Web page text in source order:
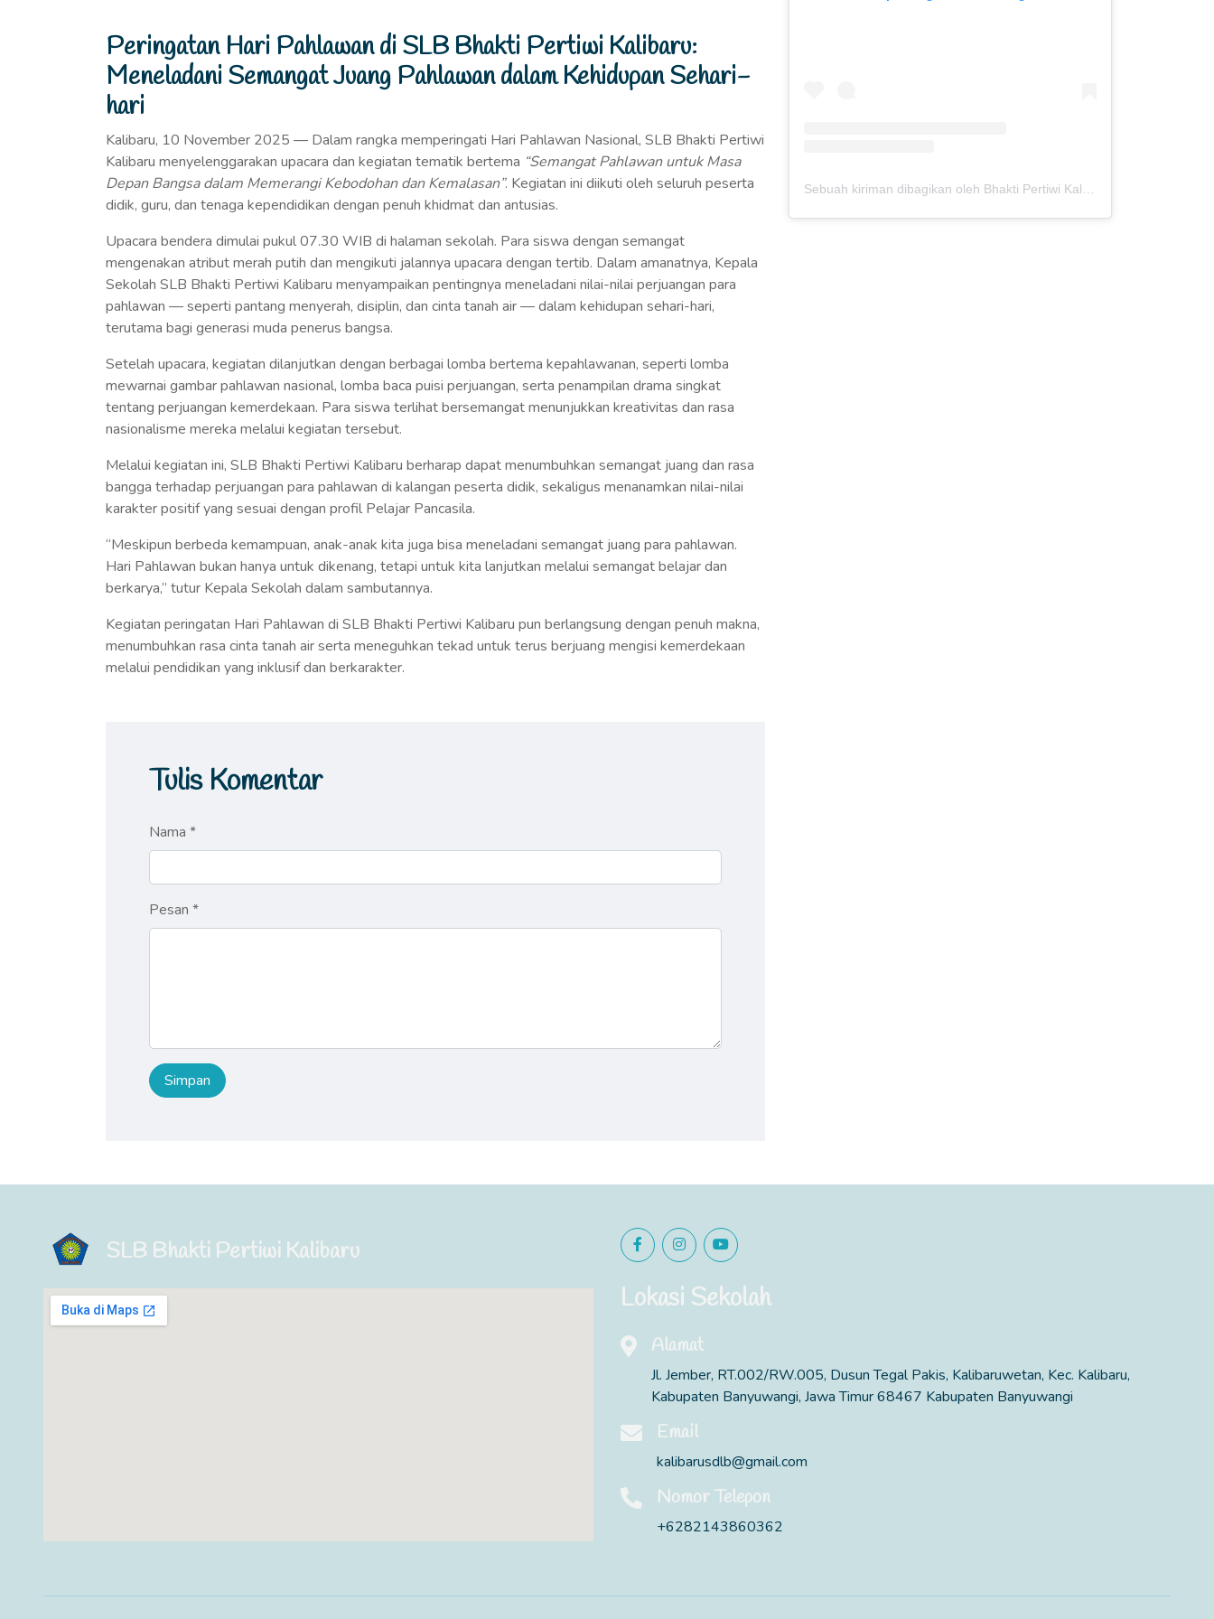
Peringatan Hari Pahlawan di SLB Bhakti Pertiwi Kalibaru:
Meneladani Semangat Juang Pahlawan dalam Kehidupan Sehari-
hari
Kalibaru, 10 November 2025 — Dalam rangka memperingati Hari Pahlawan Nasional, SLB Bhakti Pertiwi
Kalibaru menyelenggarakan upacara dan kegiatan tematik bertema “Semangat Pahlawan untuk Masa
Depan Bangsa dalam Memerangi Kebodohan dan Kemalasan”. Kegiatan ini diikuti oleh seluruh peserta
didik, guru, dan tenaga kependidikan dengan penuh khidmat dan antusias.
Upacara bendera dimulai pukul 07.30 WIB di halaman sekolah. Para siswa dengan semangat
mengenakan atribut merah putih dan mengikuti jalannya upacara dengan tertib. Dalam amanatnya, Kepala
Sekolah SLB Bhakti Pertiwi Kalibaru menyampaikan pentingnya meneladani nilai-nilai perjuangan para
pahlawan — seperti pantang menyerah, disiplin, dan cinta tanah air — dalam kehidupan sehari-hari,
terutama bagi generasi muda penerus bangsa.
Setelah upacara, kegiatan dilanjutkan dengan berbagai lomba bertema kepahlawanan, seperti lomba
mewarnai gambar pahlawan nasional, lomba baca puisi perjuangan, serta penampilan drama singkat
tentang perjuangan kemerdekaan. Para siswa terlihat bersemangat menunjukkan kreativitas dan rasa
nasionalisme mereka melalui kegiatan tersebut.
Melalui kegiatan ini, SLB Bhakti Pertiwi Kalibaru berharap dapat menumbuhkan semangat juang dan rasa
bangga terhadap perjuangan para pahlawan di kalangan peserta didik, sekaligus menanamkan nilai-nilai
karakter positif yang sesuai dengan profil Pelajar Pancasila.
“Meskipun berbeda kemampuan, anak-anak kita juga bisa meneladani semangat juang para pahlawan.
Hari Pahlawan bukan hanya untuk dikenang, tetapi untuk kita lanjutkan melalui semangat belajar dan
berkarya,” tutur Kepala Sekolah dalam sambutannya.
Kegiatan peringatan Hari Pahlawan di SLB Bhakti Pertiwi Kalibaru pun berlangsung dengan penuh makna,
menumbuhkan rasa cinta tanah air serta meneguhkan tekad untuk terus berjuang mengisi kemerdekaan
melalui pendidikan yang inklusif dan berkarakter.
Tulis Komentar
Nama *
Pesan *
SLB Bhakti Pertiwi Kalibaru
Lokasi Sekolah
Alamat
Jl. Jember, RT.002/RW.005, Dusun Tegal Pakis, Kalibaruwetan, Kec. Kalibaru,
Kabupaten Banyuwangi, Jawa Timur 68467 Kabupaten Banyuwangi
Email
kalibarusdlb@gmail.com
Nomor Telepon
+6282143860362